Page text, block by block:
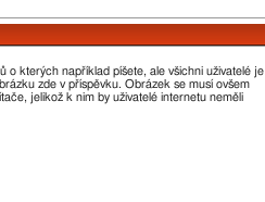
o kterých například píšete, ale všichni uživatelé je
zde v příspěvku. Obrázek se musí ovšem
jelikož k nim by uživatelé internetu neměli